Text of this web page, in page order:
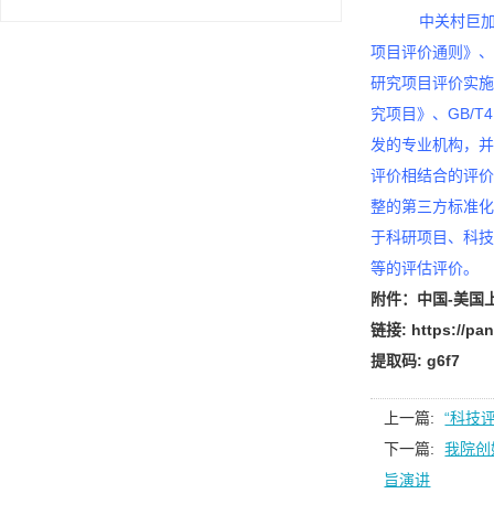
中关村巨加值
项目评价通则》
研究项目评价实
究项目》、GB/
发的专业机构，
评价相结合的评
整的第三方标准
于科研项目、科
等的评估评价。
附件：中国-美国
链接: https://
提取码: g6f7
上一篇:
“科技
下一篇:
我院
旨演讲